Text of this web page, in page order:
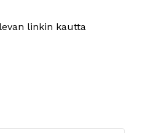
linkin kautta